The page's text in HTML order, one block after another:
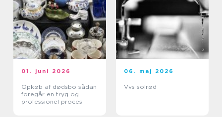
01. juni 2026
Opkøb af dødsbo sådan
foregår en tryg og
professionel proces
06. maj 2026
Vvs solrød